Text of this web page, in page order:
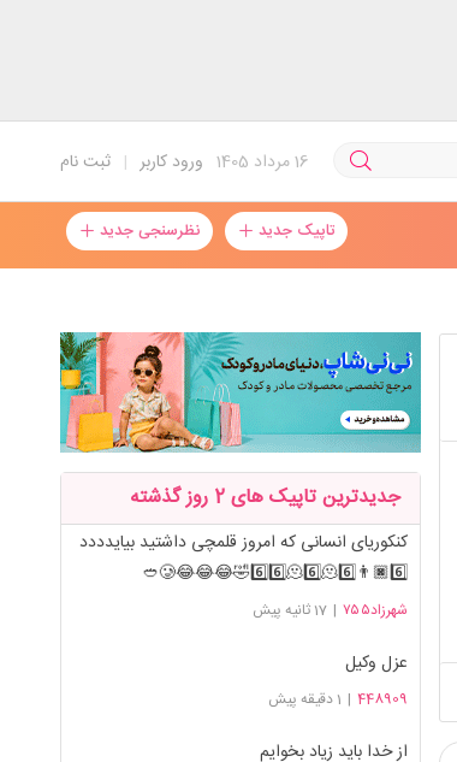
ثبت نام | ورود کاربر 16مرداد 1405
تاپیک جدید نظرسنجی جدید
جدیدترین تاپیک های 2 روز گذشته
کنکوریای انسانی که امروز قلمچی داشتید بیایدددد
🥲😂😂😂🤣6️⃣6️⃣🫠6️⃣🫠6️⃣👨🏿6️⃣🥙
شهرزاد۷۵۵ | 17 ثانیه پیش
عزل وکیل
448909
| 1 دقیقه پیش
از خدا باید زیاد بخوایم